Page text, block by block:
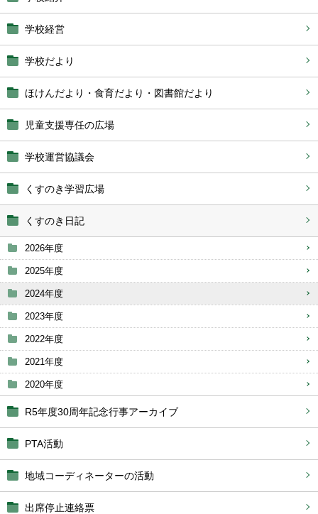
学校経営
学校だより
ほけんだより・食育だより・図書館だより
児童支援専任の広場
学校運営協議会
くすのき学習広場
くすのき日記
2026年度
2025年度
2024年度
2023年度
2022年度
2021年度
2020年度
R5年度30周年記念行事アーカイブ
PTA活動
地域コーディネーターの活動
出席停止連絡票